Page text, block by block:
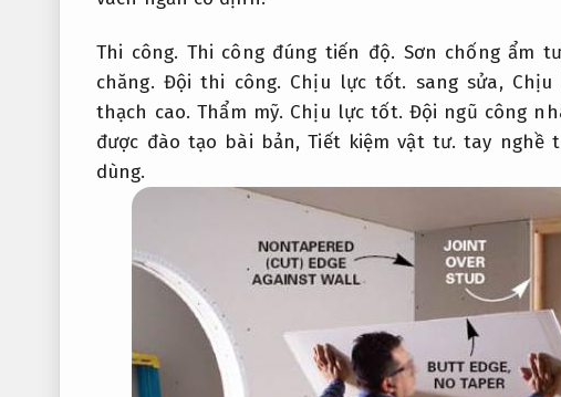
Thi công. Thi công đúng tiến độ. Sơn chống ẩm
chăng. Đội thi công. Chịu lực tốt. sang sửa,
thạch cao.Thẩm mỹ. Chịu lực tốt. Đội ngũ công
được đào tạo bài bản,Tiết kiệm vật tư. tay nghề
dùng.